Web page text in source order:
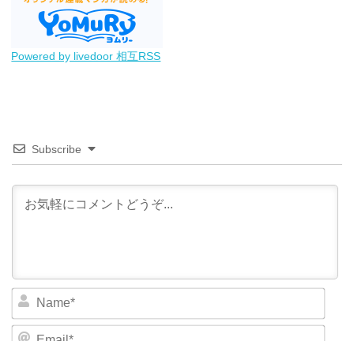
Powered by livedoor 相互RSS
Subscribe
N
m
E